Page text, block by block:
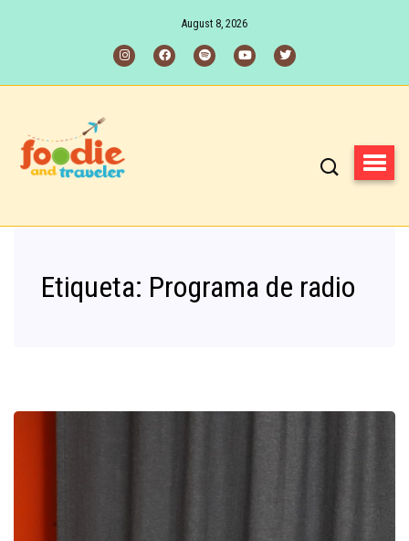
August 8, 2026
Etiqueta: Programa de radio